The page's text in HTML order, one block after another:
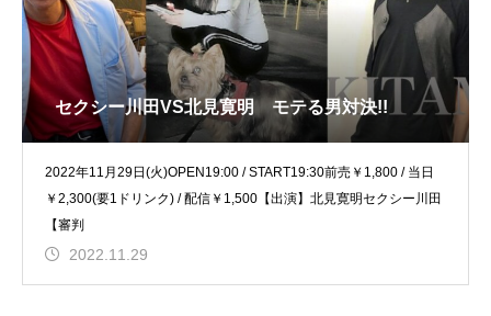
セクシー川田VS北見寛明 モテる男対決!!
2022年11月29日(火)OPEN19:00 / START19:30前売￥1,800 / 当日
￥2,300(要1ドリンク) / 配信￥1,500【出演】北見寛明セクシー川田
【審判
2022.11.29